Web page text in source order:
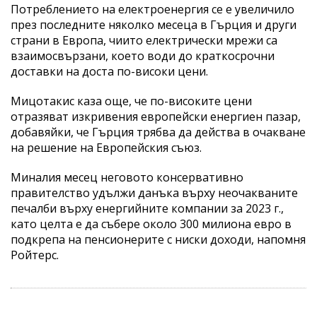
Потреблението на електроенергия се е увеличило
през последните няколко месеца в Гърция и други
страни в Европа, чиито електрически мрежи са
взаимосвързани, което води до краткосрочни
доставки на доста по-високи цени.
Мицотакис каза още, че по-високите цени
отразяват изкривения европейски енергиен пазар,
добавяйки, че Гърция трябва да действа в очакване
на решение на Европейския съюз.
Миналия месец неговото консервативно
правителство удължи данъка върху неочакваните
печалби върху енергийните компании за 2023 г.,
като целта е да събере около 300 милиона евро в
подкрепа на пенсионерите с ниски доходи, напомня
Ройтерс.